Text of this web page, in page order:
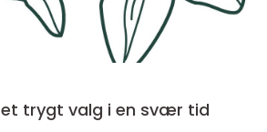
Bedemand fyn et trygt valg i en svær tid